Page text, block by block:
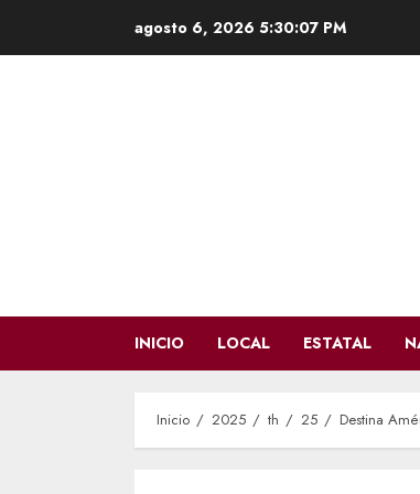
agosto 6, 2026 5:30:08 PM
INICIO LOCAL ESTATAL
Inicio 2025 th 25 Destina